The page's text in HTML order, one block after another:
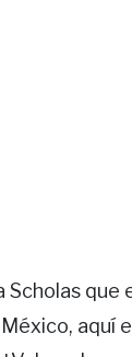
Scholas que
aquí